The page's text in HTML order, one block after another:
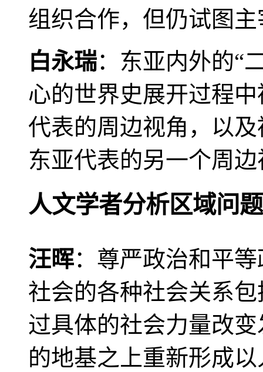
组织合作，但仍试图
白永瑞：东亚内外的“
心的世界史展开过程
代表的周边视角，以
东亚代表的另一个周
人文学者分析区域问题
汪晖：尊严政治和平
社会的各种社会关系
过具体的社会力量改
的地基之上重新形成